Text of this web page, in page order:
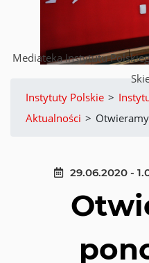
Mediateka Instytutu
Instytuty Polskie >
Aktualności >
29.06.2020 -